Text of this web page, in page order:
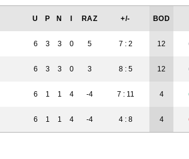
U P N RAZ +/- BOD
6 3 3 0 5 7 : 2 12
6 3 3 0 3 8 : 5 12
6 1 1 4 -4 7 : 11 4
6 1 1 4 -4 4 : 8 4